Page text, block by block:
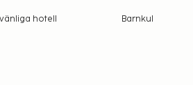
hotell Barnkul